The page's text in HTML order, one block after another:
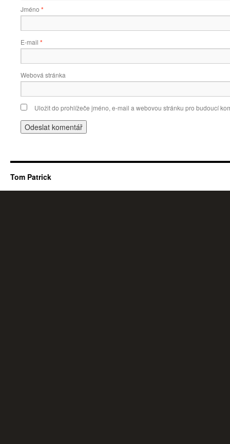
Jméno *
E-mail *
Webová stránka
Uložit do prohlížeče jméno, e-mail a webovou stránku pro budoucí
Tom Patrick